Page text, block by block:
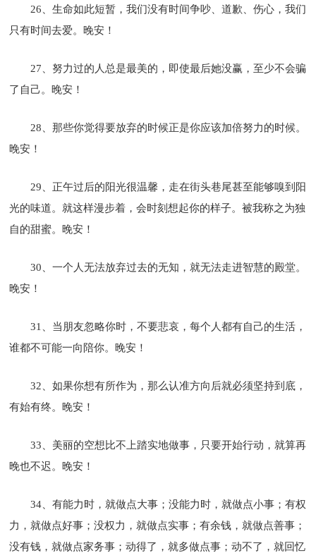
26、生命如此短暂，我们没有时间争吵、道歉、伤心，我们
只有时间去爱。晚安！
27、努力过的人总是最美的，即使最后她没赢，至少不会骗
了自己。晚安！
28、那些你觉得要放弃的时候正是你应该加倍努力的时候。
晚安！
29、正午过后的阳光很温馨，走在街头巷尾甚至能够嗅到阳
光的味道。就这样漫步着，会时刻想起你的样子。被我称之为独
自的甜蜜。晚安！
30、一个人无法放弃过去的无知，就无法走进智慧的殿堂。
晚安！
31、当朋友忽略你时，不要悲哀，每个人都有自己的生活，
谁都不可能一向陪你。晚安！
32、如果你想有所作为，那么认准方向后就必须坚持到底，
有始有终。晚安！
33、美丽的空想比不上踏实地做事，只要开始行动，就算再
晚也不迟。晚安！
34、有能力时，就做点大事；没能力时，就做点小事；有权
力，就做点好事；没权力，就做点实事；有余钱，就做点善事；
没有钱，就做点家务事；动得了，就多做点事；动不了，就回忆